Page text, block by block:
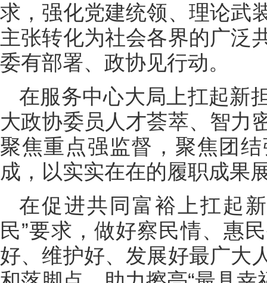
求，强化党建统领、理论武
主张转化为社会各界的广泛
委有部署、政协见行动。
在服务中心大局上扛起新
大政协委员人才荟萃、智力
聚焦重点强监督，聚焦团
成，以实实在在的履职成果
在促进共同富裕上扛起
民”要求，做好察民情、惠
好、维护好、发展好最广大